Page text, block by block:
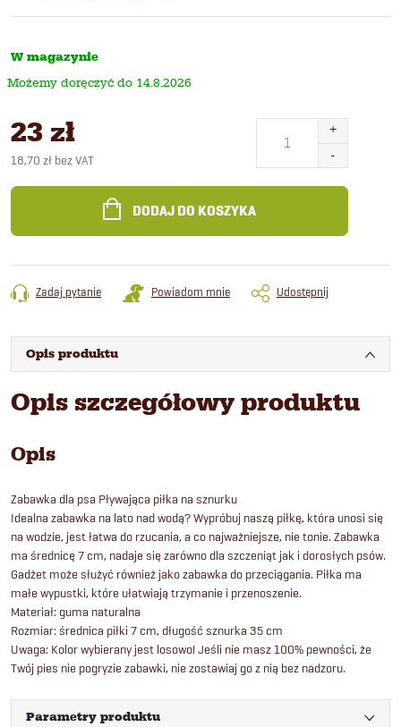
W magazynie
14.8.2026
23 zł
18,70 zł bez VAT
jednostkowa:
DODAJ DO KOSZYKA
Zadaj pytanie Powiadom mnie Udostępnij
Opis produktu
Opis szczegółowy produktu
Opis
Zabawka dla psa Pływająca piłka na sznurku
Idealna zabawka na lato nad wodą? Wypróbuj naszą piłkę, która unosi się
na wodzie, jest łatwa do rzucania, a co najważniejsze, nie tonie. Zabawka
ma średnicę 7 cm, nadaje się zarówno dla szczeniąt jak i dorosłych psów.
Gadżet może służyć również jako zabawka do przeciągania. Piłka ma
małe wypustki, które ułatwiają trzymanie i przenoszenie.
Materiał: guma naturalna
Rozmiar: średnica piłki 7 cm, długość sznurka 35 cm
Uwaga: Kolor wybierany jest losowo! Jeśli nie masz 100% pewności, że
Twój pies nie pogryzie zabawki, nie zostawiaj go z nią bez nadzoru.
Parametry produktu